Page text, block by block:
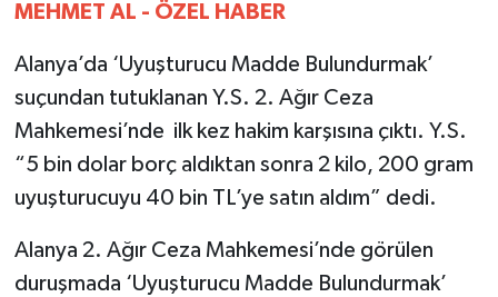
MEHMET AL - ÖZEL HABER
Alanya’da ‘Uyuşturucu Madde Bulundurmak’
suçundan tutuklanan Y.S. 2. Ağır Ceza
Mahkemesi’nde ilk kez hakim karşısına çıktı. Y.S.
“5 bin dolar borç aldıktan sonra 2 kilo, 200 gram
uyuşturucuyu 40 bin TL’ye satın aldım” dedi.
Alanya 2. Ağır Ceza Mahkemesi’nde görülen
duruşmada ‘Uyuşturucu Madde Bulundurmak’